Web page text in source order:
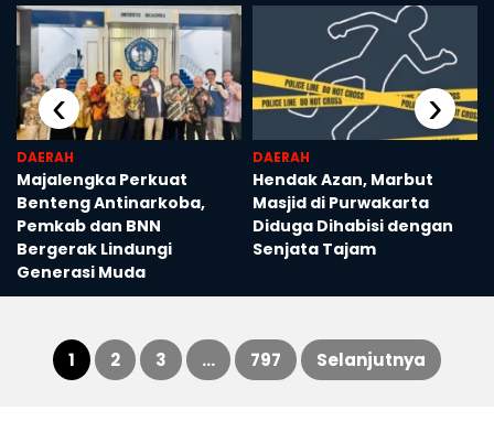
DAERAH
Majalengka Perkuat
Benteng Antinarkoba,
Pemkab dan BNN
Bergerak Lindungi
Generasi Muda
DAERAH
Hendak Azan, Marbut
Masjid di Purwakarta
Diduga Dihabisi dengan
Senjata Tajam
‹ ›
Paginasi
1 2 3 … 797 Selanjutnya